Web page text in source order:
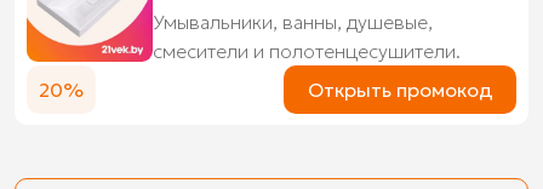
Умывальники, ванны, душевые,
смесители и полотенцесушители.
20%
Открыть промокод